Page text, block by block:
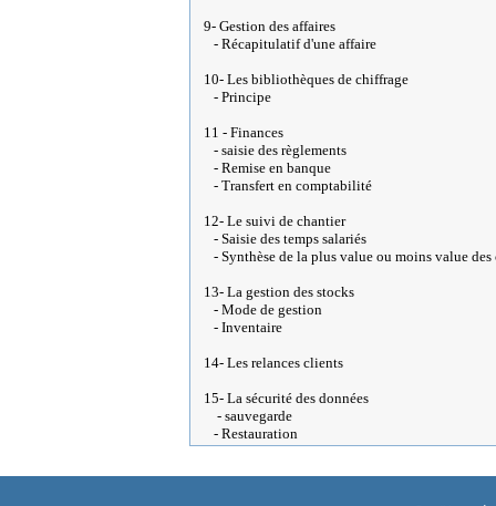
9- Gestion des affaires
- Récapitulatif d'une affaire
10- Les bibliothèques de chiffrage
- Principe
11 - Finances
- saisie des règlements
- Remise en banque
- Transfert en comptabilité
12- Le suivi de chantier
- Saisie des temps salariés
- Synthèse de la plus value ou moins value des
13- La gestion des stocks
- Mode de gestion
- Inventaire
14- Les relances clients
15- La sécurité des données
- sauvegarde
- Restauration